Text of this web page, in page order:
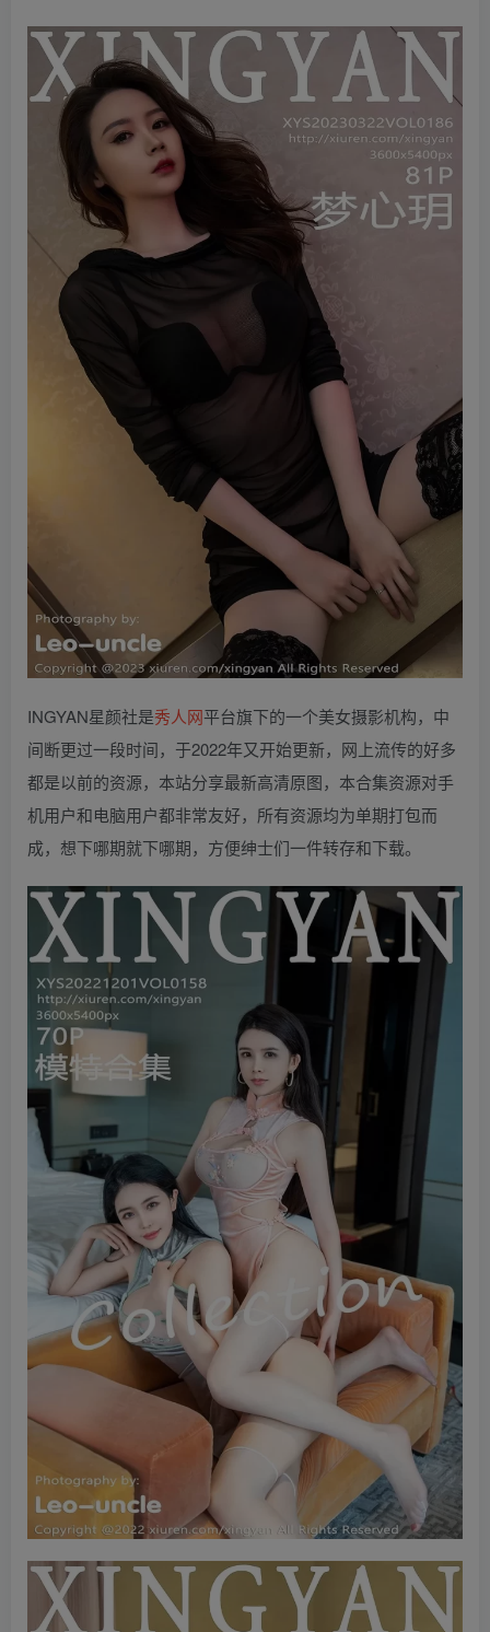
INGYAN星颜社是秀人网平台旗下的一个美女摄影机构，中
间断更过一段时间，于2022年又开始更新，网上流传的好多
都是以前的资源，本站分享最新高清原图，本合集资源对手
机用户和电脑用户都非常友好，所有资源均为单期打包而
成，想下哪期就下哪期，方便绅士们一件转存和下载。